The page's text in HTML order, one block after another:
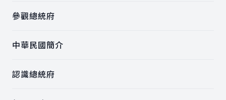
參觀總統府
中華民國簡介
認識總統府